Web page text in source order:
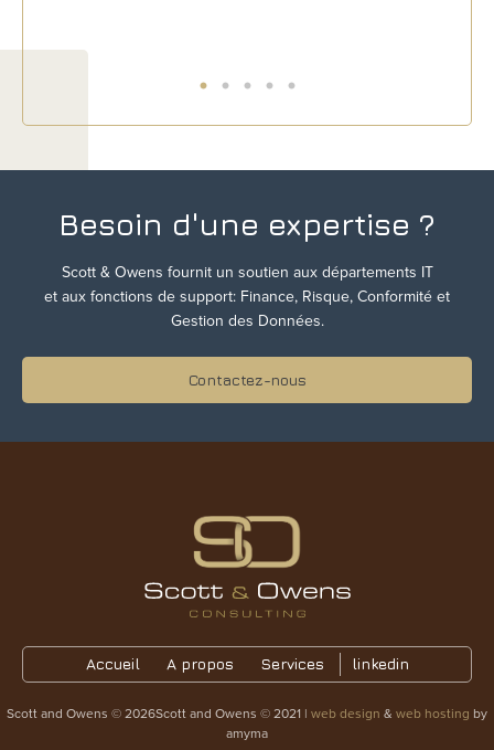
Besoin d'une expertise ?
Scott & Owens fournit un soutien aux départements IT
et aux fonctions de support: Finance, Risque, Conformité et
Gestion des Données.
Contactez-nous
Accueil A propos Services linkedin
Scott and Owens © 2026Scott and Owens © 2021 | web design & web hosting by
amyma